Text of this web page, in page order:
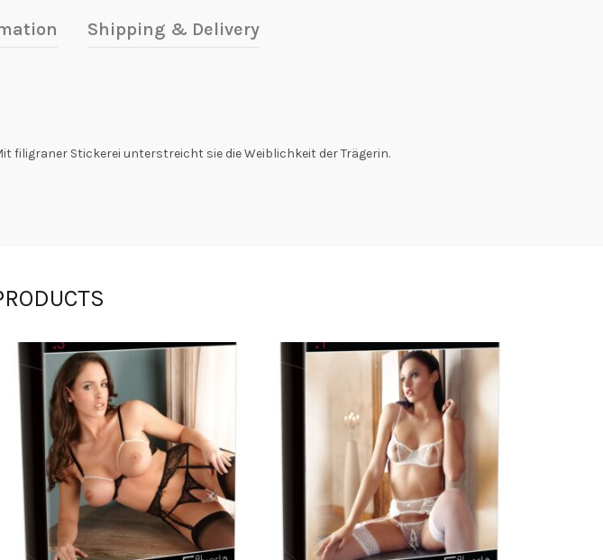
Shipping & Delivery
filigraner Stickerei unterstreicht sie die Weiblichkeit der Trägerin.